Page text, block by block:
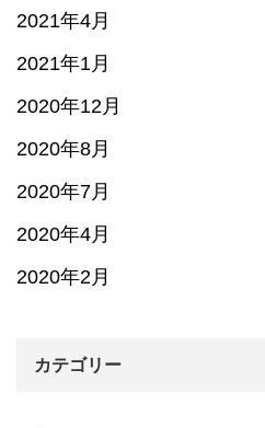
2021年4月
2021年1月
2020年12月
2020年8月
2020年7月
2020年4月
2020年2月
カテゴリー